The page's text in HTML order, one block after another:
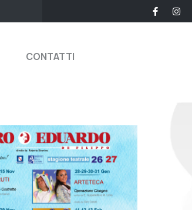
CONTATTI